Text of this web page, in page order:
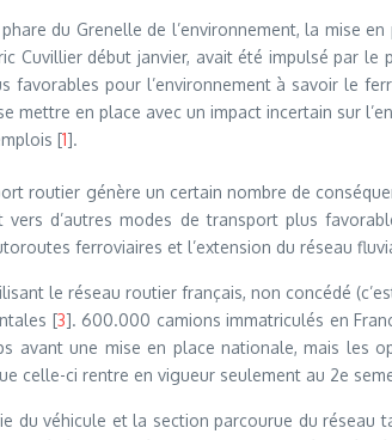
du Grenelle de l’environnement, la mise
Cuvillier début janvier, avait été impulsé par
favorables pour l’environnement à savoir le
mettre en place avec un impact incertain sur
[1].
routier génère un certain nombre de
d’autres modes de transport plus
ferroviaires et l’extension du réseau
le réseau routier français, non concédé
[3]. 600.000 camions immatriculés en
avant une mise en place nationale, mais les
celle-ci rentre en vigueur seulement au 2e
véhicule et la section parcourue du réseau